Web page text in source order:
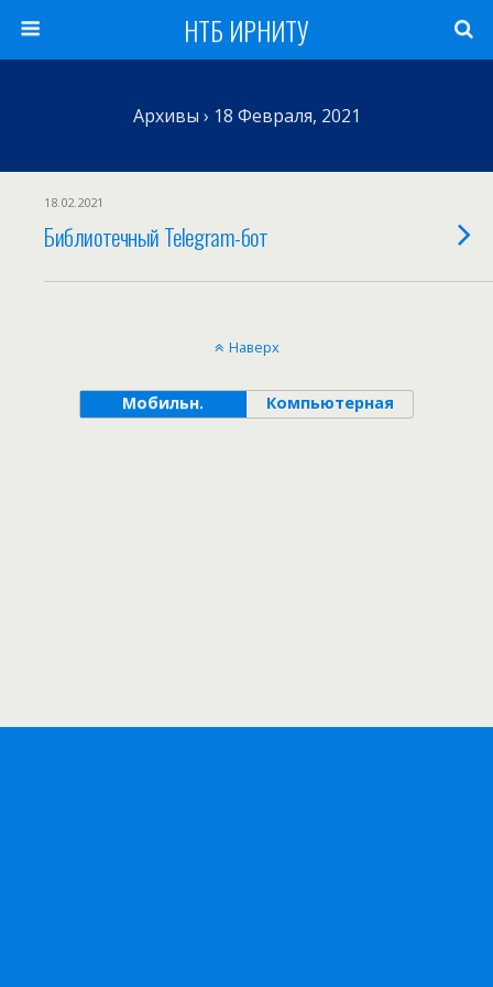
НТБ ИРНИТУ
Архивы › 18 Февраля, 2021
18.02.2021
Библиотечный Telegram-бот
Наверх
Мобильн. Компьютерная